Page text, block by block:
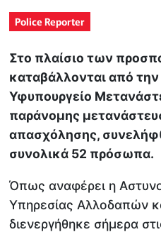
Police Reporter
Στο πλαίσιο των
καταβάλλονται από
Υφυπουργείο
παράνομης
απασχόλησης,
συνολικά 52 πρόσωπα.
Όπως αναφέρει η
Υπηρεσίας Αλλοδαπών
διενεργήθηκε σήμερα